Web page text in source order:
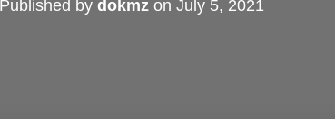
Published by dokmz on July 5, 2021